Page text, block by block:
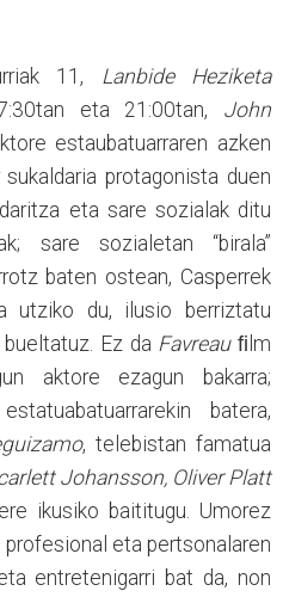
11,
Lanbide Heziketa
eta 21:00tan, John
estaubatuarraren azken
sukaldaria protagonista duen
eta sare sozialak ditu
sare sozialetan “birala”
baten ostean, Casperrek
utziko du, ilusio berriztatu
Ez da Favreauﬁlm
aktore ezagun bakarra;
batera,
, telebistan famatua
Johansson, Oliver Platt
ere ikusiko baititugu. Umorez
eta pertsonalaren
entretenigarri bat da, non